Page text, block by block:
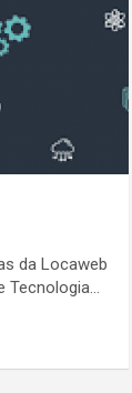
da Locaweb
Tecnologia…